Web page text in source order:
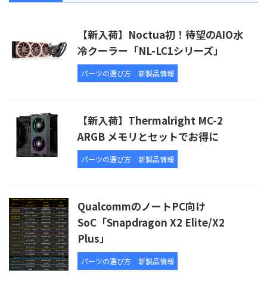
【新入荷】Noctua初！待望のAIO水
冷クーラー「NL-LC1シリーズ」
パーツの選び方 新製品情報
【新入荷】Thermalright MC-2
ARGB メモリとセットでお得に
パーツの選び方 新製品情報
QualcommのノートPC向け
SoC「Snapdragon X2 Elite/X2
Plus」
パーツの選び方 新製品情報